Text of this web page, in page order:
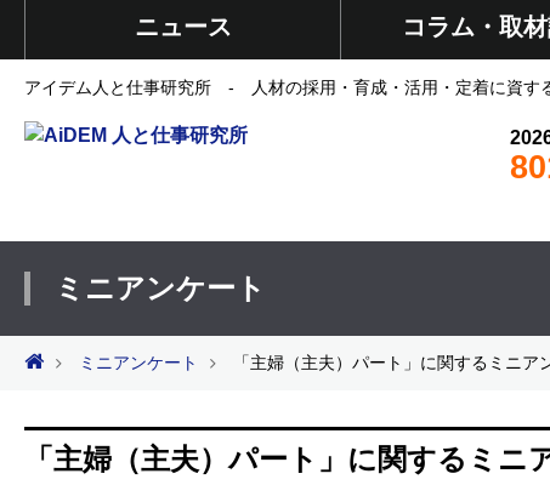
ニュース コラム・取
アイデム人と仕事研究所 - 人材の採用・育成・活用・定着に資す
ミニアンケート
ミニアンケート 「主婦（主夫）パート」に関するミニア
「主婦（主夫）パート」に関するミニ